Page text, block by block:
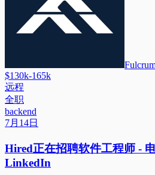
$130k-165k
远程
全职
backend
7月14日
Hired正在招聘软件工程师 -
LinkedIn